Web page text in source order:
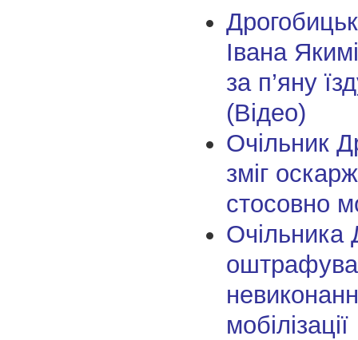
Івана
за п’яну
(Відео)
Очільник
зміг
стосовно
Очільника
мобілізації